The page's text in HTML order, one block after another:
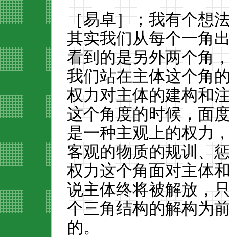
［易卓］；我有个想
其实我们从每个一角
看到的是另外两个角
我们站在主体这个角
权力对主体的建构和
这个角度的时候，面
是一种主观上的权力
客观的物质的规训、
权力这个角面对主体
说主体终将被解放，
个三角结构的解构为
的。